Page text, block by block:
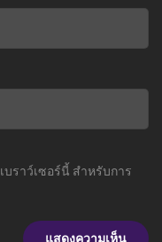
ราว์เซอร์นี้ สำหรับการ